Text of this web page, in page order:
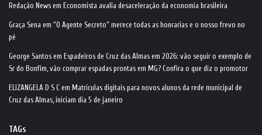
Redação News em Economista avalia desaceleração da economia brasileira
Graça Sena em “O Agente Secreto” merece todas as honrarias e o nosso frevo no
pé
George Santos em Espadeiros de Cruz das Almas em 2026: vão seguir o exemplo de
Sr do Bonfim, vão comprar espadas prontas em MG? Confira o que diz o promotor
ELIZANGELA D S C em Matrículas digitais para novos alunos da rede municipal de
Cruz das Almas, iniciam dia 5 de janeiro
TAGs